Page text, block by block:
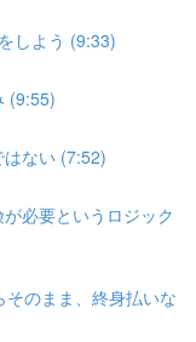
しよう (9:33)
(9:55)
ない (7:52)
必要というロジック
のまま、終身払いな